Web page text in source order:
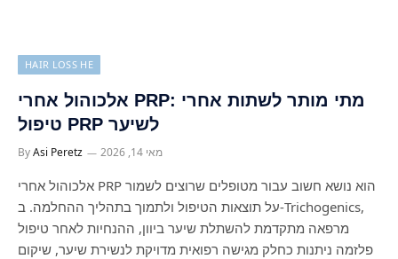
HAIR LOSS HE
אלכוהול אחרי PRP: מתי מותר לשתות אחרי
טיפול PRP לשיער
ByAsi Peretz מאי 14, 2026
אלכוהול אחרי PRP הוא נושא חשוב עבור מטופלים שרוצים לשמור
על תוצאות הטיפול ולתמוך בתהליך ההחלמה. ב-Trichogenics,
מרפאה מתקדמת להשתלת שיער ביוון, ההנחיות לאחר טיפול
פלזמה ניתנות כחלק מגישה רפואית מדויקת לנשירת שיער, שיקום